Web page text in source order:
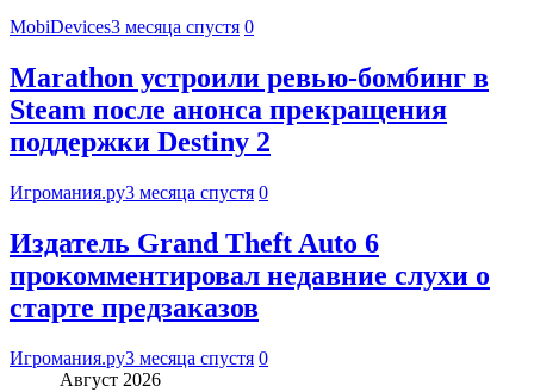
MobiDevices3 месяца спустя 0
Marathon устроили ревью-бомбинг в
Steam после анонса прекращения
поддержки Destiny 2
Игромания.ру3 месяца спустя 0
Издатель Grand Theft Auto 6
прокомментировал недавние слухи о
старте предзаказов
Игромания.ру3 месяца спустя 0
Август 2026